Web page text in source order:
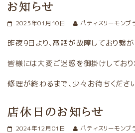
お知らせ
2025年01月10日 パティスリーモンブ
昨夜9日より、電話が故障しており繋
皆様には大変ご迷惑を御掛けしており
修理が終わるまで、少々お待ちくださ
店休日のお知らせ
2024年12月01日 パティスリーモンブ